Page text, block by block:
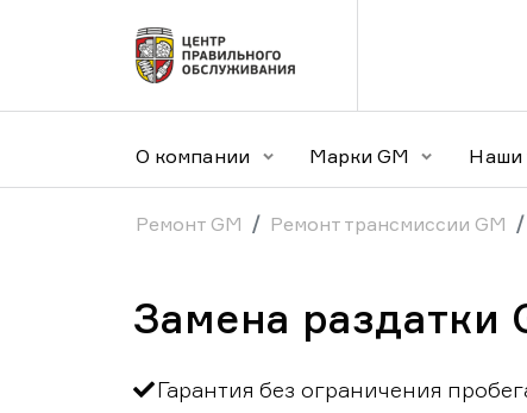
О компании Марки GM Наши
Ремонт GM Ремонт трансмиссии GM
Замена раздатки
Гарантия без ограничения